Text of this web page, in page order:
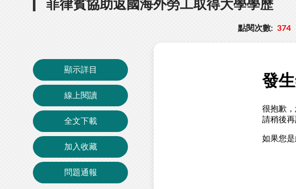
菲律賓協助返國海外勞工取得大學學歷
點閱次數: 374
顯示詳目
線上閱讀
全文下載
加入收藏
問題通報